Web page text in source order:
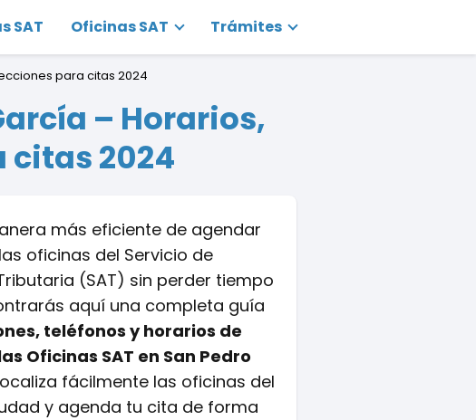
SAT Oficinas SAT Trámites
para citas 2024
– Horarios,
citas 2024
más eficiente de agendar
oficinas del Servicio de
(SAT) sin perder tiempo
aquí una completa guía
teléfonos y horarios de
Oficinas SAT en San Pedro
fácilmente las oficinas del
y agenda tu cita de forma